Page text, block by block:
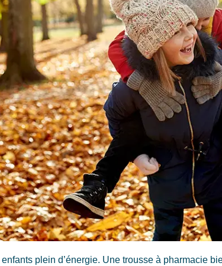
plein d’énergie. Une trousse à pharmacie